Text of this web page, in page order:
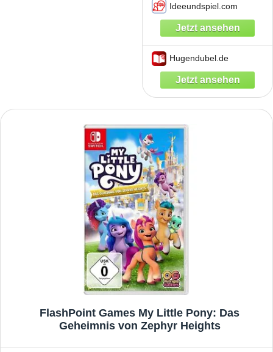
Ideeundspiel.com
Hugendubel.de
FlashPoint Games My Little Pony: Das
Geheimnis von Zephyr Heights